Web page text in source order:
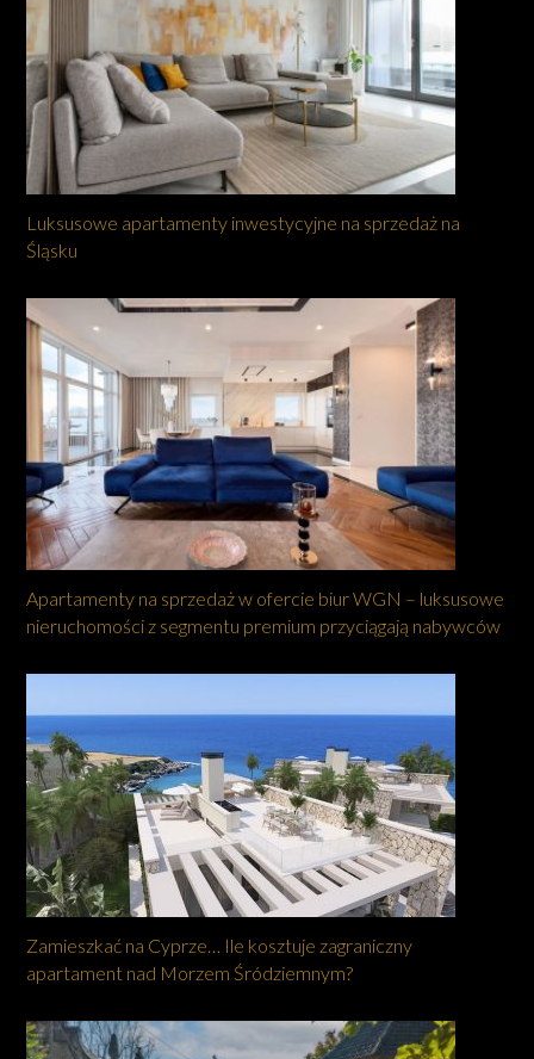
Luksusowe apartamenty inwestycyjne na sprzedaż na
Śląsku
Apartamenty na sprzedaż w ofercie biur WGN – luksusowe
nieruchomości z segmentu premium przyciągają nabywców
Zamieszkać na Cyprze… Ile kosztuje zagraniczny
apartament nad Morzem Śródziemnym?